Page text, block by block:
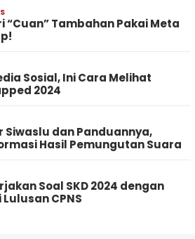
“Cuan” Tambahan Pakai Meta
Sosial, Ini Cara Melihat
2024
Siwaslu dan Panduannya,
Hasil Pemungutan Suara
Soal SKD 2024 dengan
CPNS